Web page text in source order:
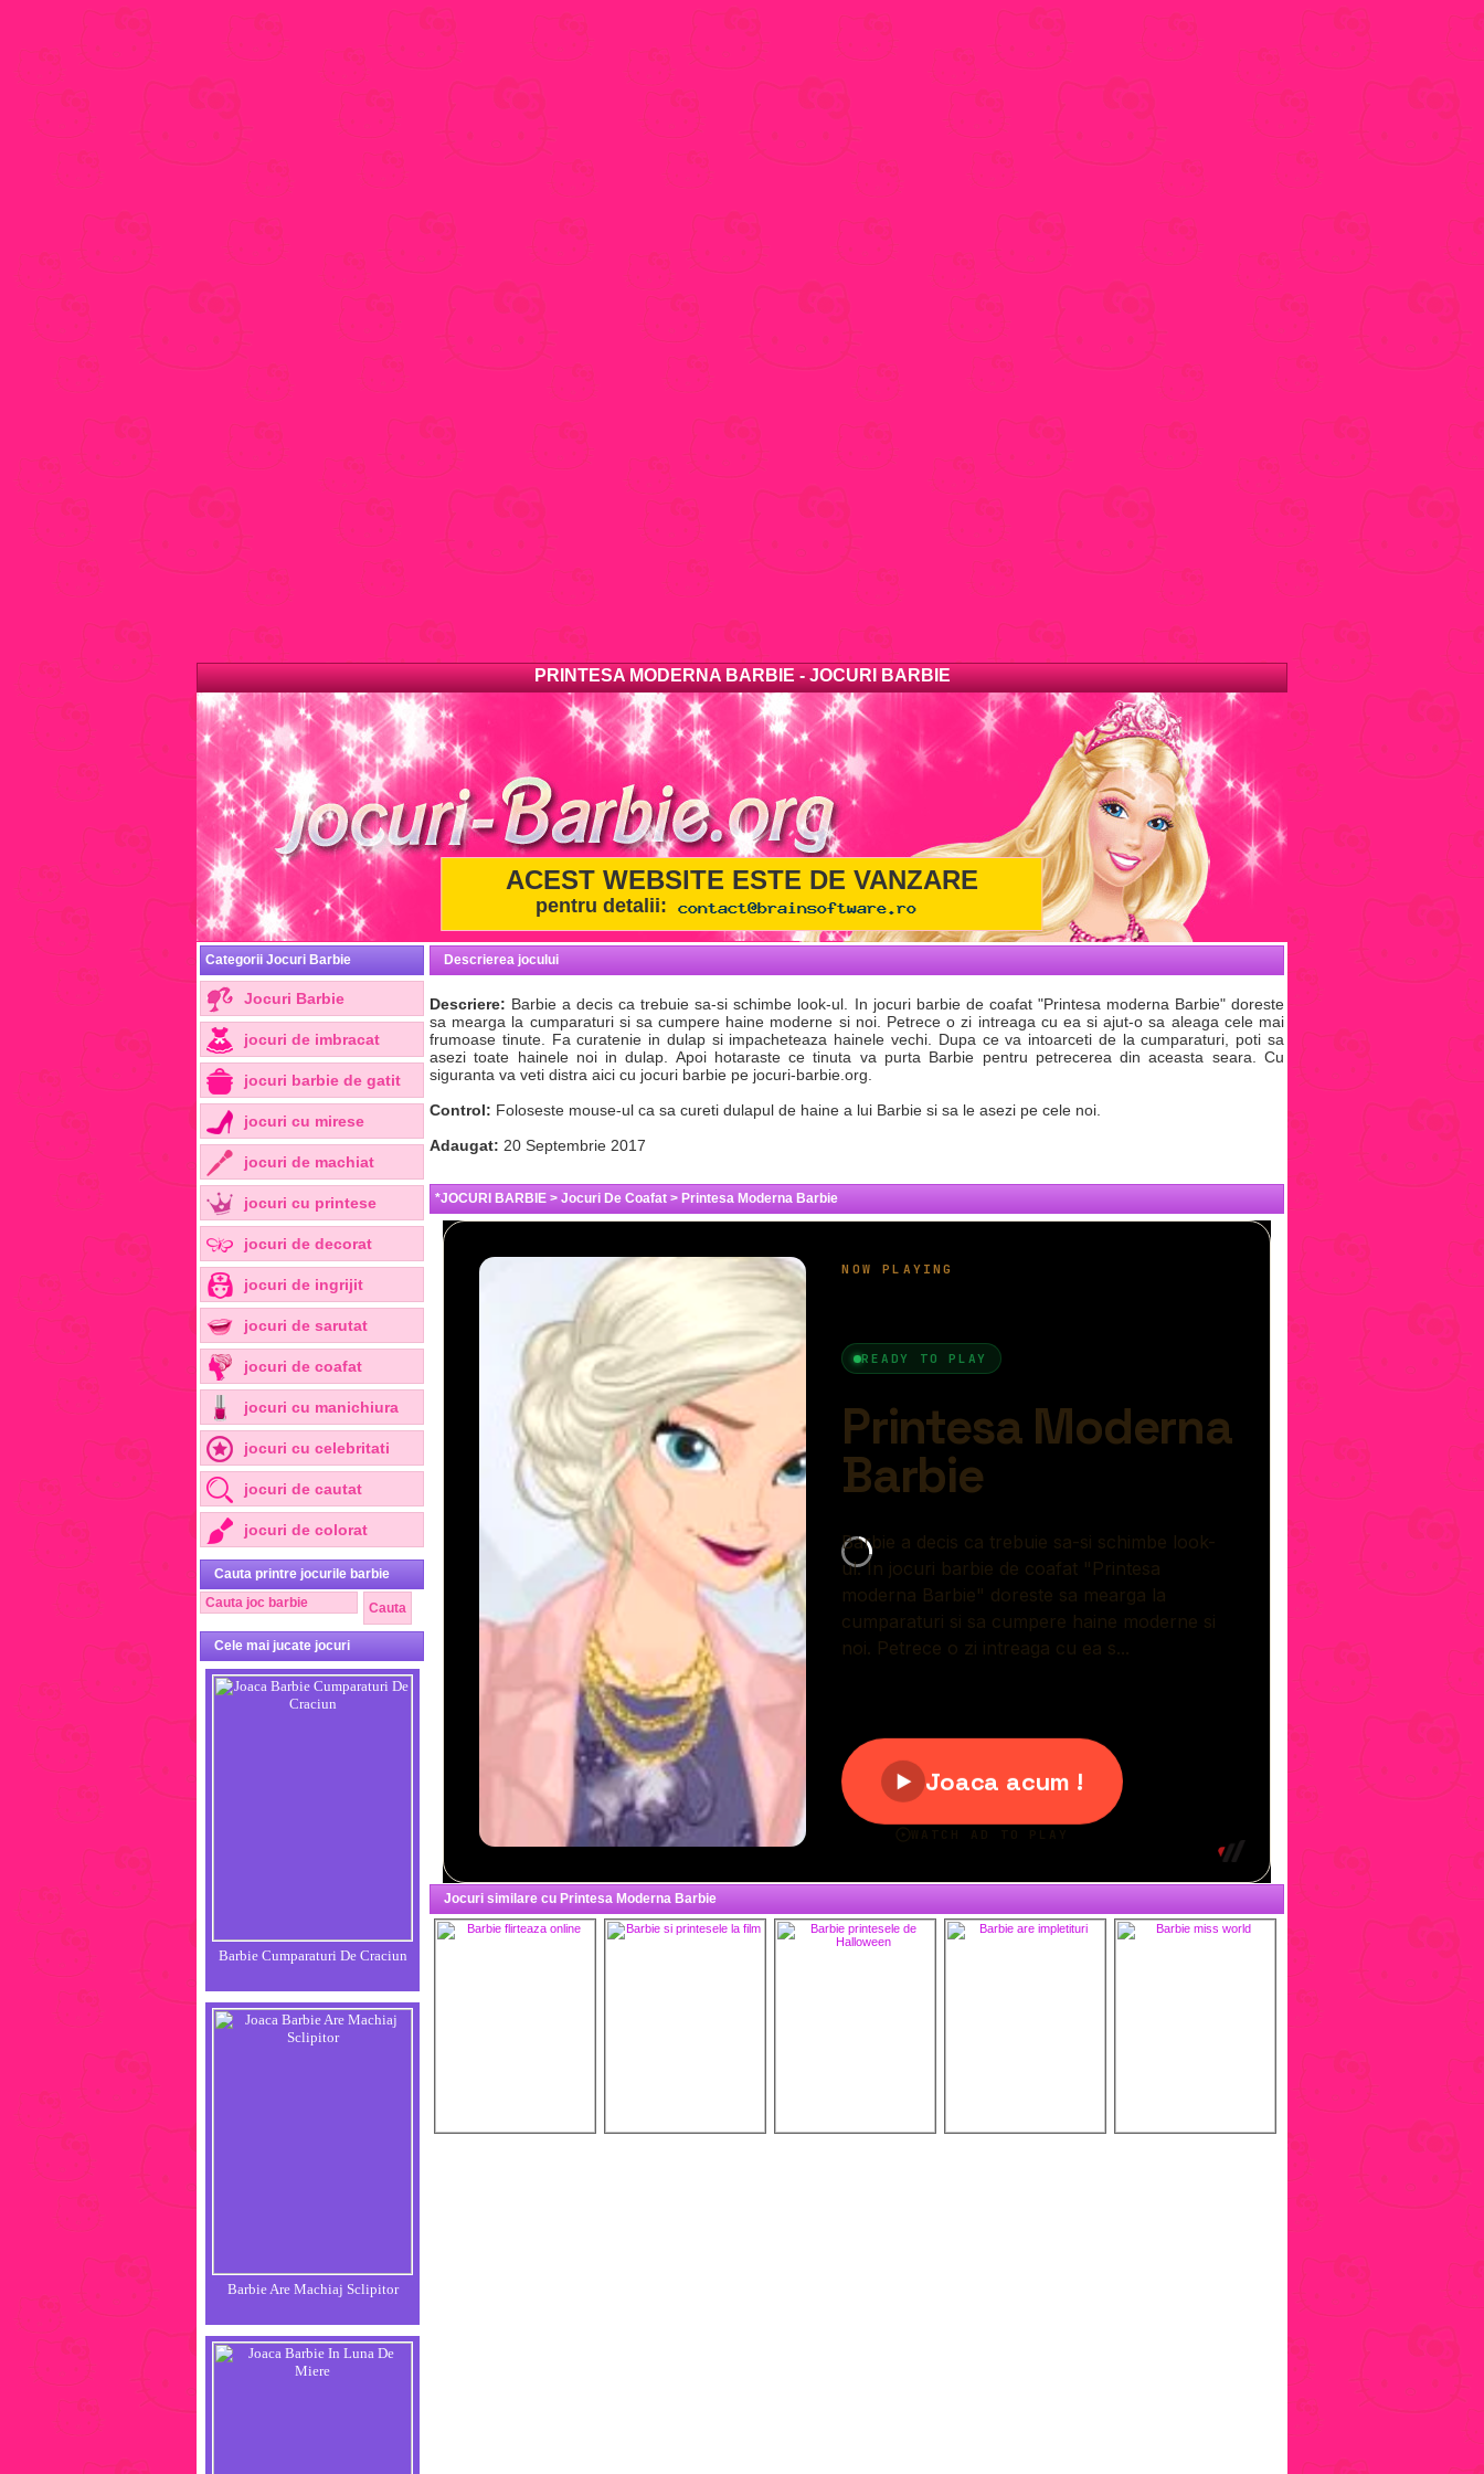
PRINTESA MODERNA BARBIE - JOCURI BARBIE
ACEST WEBSITE ESTE DE VANZARE
pentru detalii:
Categorii Jocuri Barbie
Jocuri Barbie
jocuri de imbracat
jocuri barbie de gatit
jocuri cu mirese
jocuri de machiat
jocuri cu printese
jocuri de decorat
jocuri de ingrijit
jocuri de sarutat
jocuri de coafat
jocuri cu manichiura
jocuri cu celebritati
jocuri de cautat
jocuri de colorat
Cauta printre jocurile barbie
Cele mai jucate jocuri
Barbie Cumparaturi De Craciun
Barbie Are Machiaj Sclipitor
Descrierea jocului
Descriere: Barbie a decis ca trebuie sa-si schimbe look-ul. In jocuri barbie de coafat "Printesa moderna Barbie" doreste
sa mearga la cumparaturi si sa cumpere haine moderne si noi. Petrece o zi intreaga cu ea si ajut-o sa aleaga cele mai
frumoase tinute. Fa curatenie in dulap si impacheteaza hainele vechi. Dupa ce va intoarceti de la cumparaturi, poti sa
asezi toate hainele noi in dulap. Apoi hotaraste ce tinuta va purta Barbie pentru petrecerea din aceasta seara. Cu
siguranta va veti distra aici cu jocuri barbie pe jocuri-barbie.org.
Control: Foloseste mouse-ul ca sa cureti dulapul de haine a lui Barbie si sa le asezi pe cele noi.
Adaugat: 20 Septembrie 2017
*JOCURI BARBIE > Jocuri De Coafat > Printesa Moderna Barbie
Jocuri similare cu Printesa Moderna Barbie